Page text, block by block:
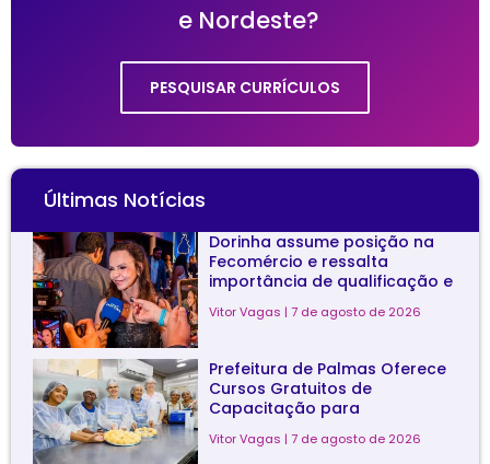
e Nordeste?
PESQUISAR CURRÍCULOS
Últimas Notícias
Dorinha assume posição na
Fecomércio e ressalta
importância de qualificação e
colaboração com o setor
produtivo
Vitor Vagas 7 de agosto de 2026
Prefeitura de Palmas Oferece
Cursos Gratuitos de
Capacitação para
Minha Vida
Vitor Vagas 7 de agosto de 2026